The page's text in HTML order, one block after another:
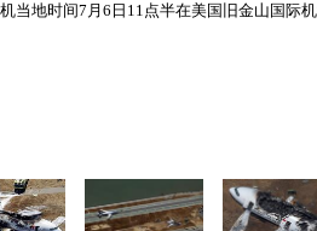
当地时间7月6日11点半在美国旧金山国际